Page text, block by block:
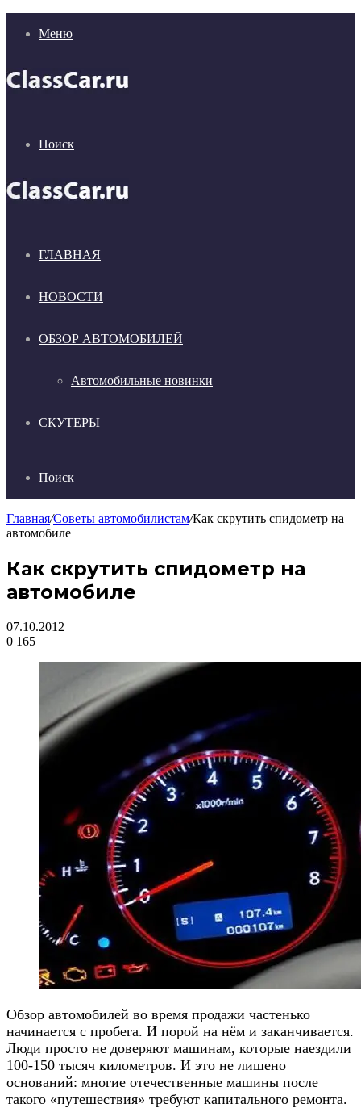
Меню
Поиск
ГЛАВНАЯ
НОВОСТИ
ОБЗОР АВТОМОБИЛЕЙ
Автомобильные новинки
СКУТЕРЫ
Поиск
Главная/Советы автомобилистам/Как скрутить спидометр на
автомобиле
Как скрутить спидометр на
автомобиле
07.10.2012
0 165
Обзор автомобилей во время продажи частенько
начинается с пробега. И порой на нём и заканчивается.
Люди просто не доверяют машинам, которые наездили
100-150 тысяч километров. И это не лишено
оснований: многие отечественные машины после
такого «путешествия» требуют капитального ремонта.